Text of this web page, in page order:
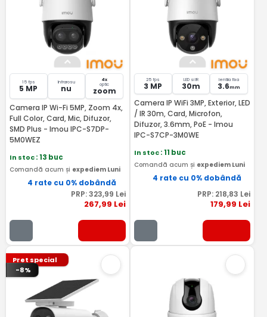
15 fps
5 MP
Infrarosu
nu
4x
optic
zoom
Camera IP Wi-Fi 5MP, Zoom 4x,
Full Color, Card, Mic, Difuzor,
SMD Plus - Imou IPC-S7DP-
5M0WEZ
In stoc: 13 buc
Comandă acum și expediem Luni
4 rate cu 0% dobândă
PRP:323,99 Lei
267,99 Lei
25 fps
3 MP
LED si IR
30m
lentila fixa
3.6mm
Camera IP WiFi 3MP, Exterior, LED
/ IR 30m, Card, Microfon,
Difuzor, 3.6mm, PoE - Imou
IPC-S7CP-3M0WE
In stoc: 11 buc
Comandă acum și expediem Luni
4 rate cu 0% dobândă
PRP: 218,83 Lei
179,99 Lei
Pret special
-8%